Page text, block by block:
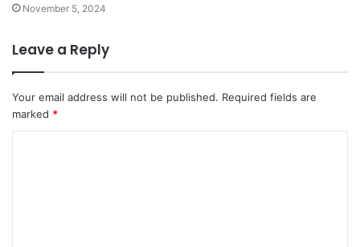
November 5, 2024
Leave a Reply
Your email address will not be published. Required fields are
marked *